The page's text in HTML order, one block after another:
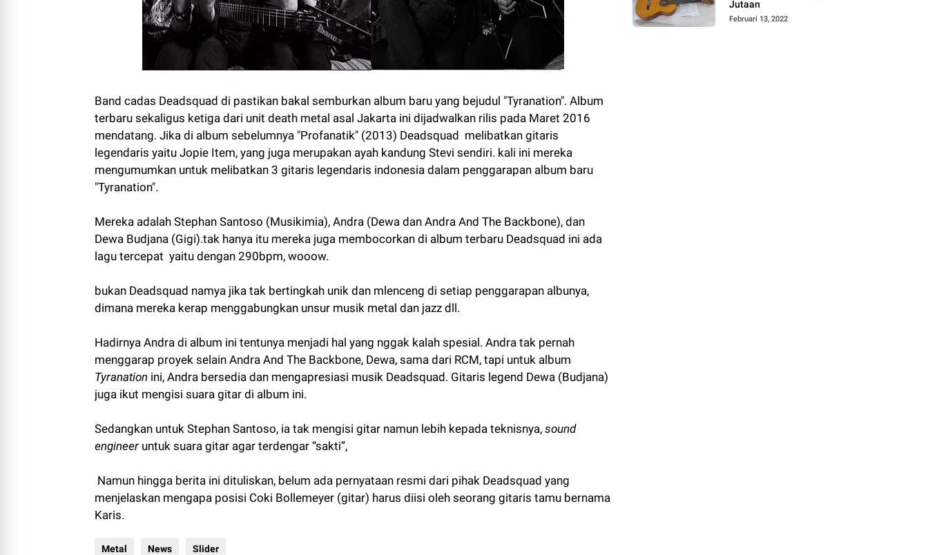
Band cadas Deadsquad di pastikan bakal semburkan album baru yang bejudul "Tyranation". Album
terbaru sekaligus ketiga dari unit death metal asal Jakarta ini dijadwalkan rilis pada Maret 2016
mendatang. Jika di album sebelumnya "Profanatik" (2013) Deadsquad melibatkan gitaris
legendaris yaitu Jopie Item, yang juga merupakan ayah kandung Stevi sendiri. kali ini mereka
mengumumkan untuk melibatkan 3 gitaris legendaris indonesia dalam penggarapan album baru
"Tyranation".
Mereka adalah Stephan Santoso (Musikimia), Andra (Dewa dan Andra And The Backbone), dan
Dewa Budjana (Gigi).tak hanya itu mereka juga membocorkan di album terbaru Deadsquad ini ada
lagu tercepat yaitu dengan 290bpm, wooow.
bukan Deadsquad namya jika tak bertingkah unik dan mlenceng di setiap penggarapan albunya,
dimana mereka kerap menggabungkan unsur musik metal dan jazz dll.
Hadirnya Andra di album ini tentunya menjadi hal yang nggak kalah spesial. Andra tak pernah
menggarap proyek selain Andra And The Backbone, Dewa, sama dari RCM, tapi untuk album
Tyranation ini, Andra bersedia dan mengapresiasi musik Deadsquad. Gitaris legend Dewa (Budjana)
juga ikut mengisi suara gitar di album ini.
Sedangkan untuk Stephan Santoso, ia tak mengisi gitar namun lebih kepada teknisnya, sound
engineer untuk suara gitar agar terdengar “sakti”,
Namun hingga berita ini dituliskan, belum ada pernyataan resmi dari pihak Deadsquad yang
menjelaskan mengapa posisi Coki Bollemeyer (gitar) harus diisi oleh seorang gitaris tamu bernama
Karis.
Metal News Slider
Jutaan
Februari 13, 2022